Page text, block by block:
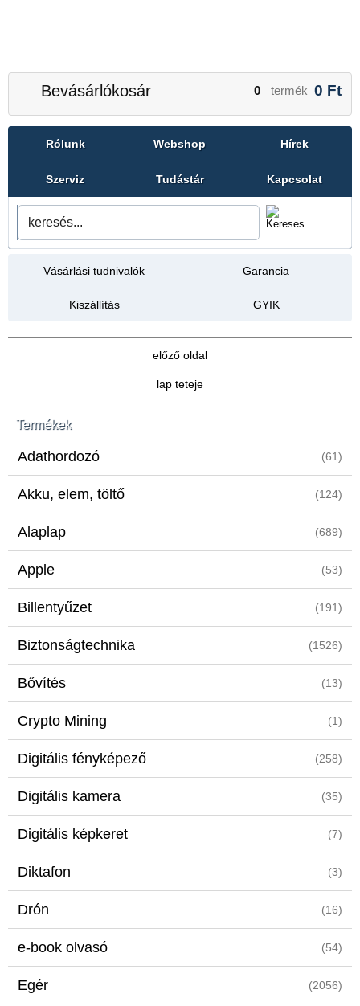
Bevásárlókosár 0 termék 0 Ft
Rólunk Webshop Hírek
Szerviz Tudástár Kapcsolat
Vásárlási tudnivalók Garancia
Kiszállítás GYIK
Termékek
Adathordozó (61)
Akku, elem, töltő (124)
Alaplap (689)
Apple (53)
Billentyűzet (191)
Biztonságtechnika (1526)
Bővítés (13)
Crypto Mining (1)
Digitális fényképező (258)
Digitális kamera (35)
Digitális képkeret (7)
Diktafon (3)
Drón (16)
e-book olvasó (54)
Egér (2056)
előző oldal
lap teteje